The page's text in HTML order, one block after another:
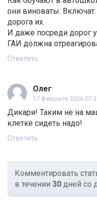
они виноваты.
дорога их.
И даже посреди дорог
ГАИ должна
Ответить
Олег
17 февраля 2026
Дикари! Таким не на
клетке сидеть надо!
Ответить
Комментировать
в течении 30 дней со